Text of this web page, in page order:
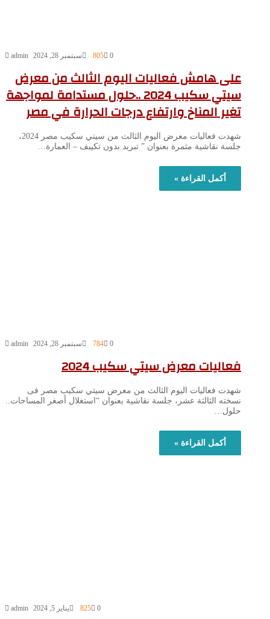
admin سبتمبر 28, 2024 0
805
على هامش فعاليات اليوم الثالث من معرض
سيتي سكيب 2024 ..حلول مستدامة لمواجهة
تغير المناخ وارتفاع درجات الحرارة في مصر
شهدت فعاليات معرض اليوم الثالث من سيتي سكيب مصر 2024،
جلسة نقاشية مثمرة بعنوان ” تبريد بدون تكييف – العمارة…
أكمل القراءة »
admin سبتمبر 28, 2024 0
784
فعاليات معرض سيتي سكيب 2024
شهدت فعاليات اليوم الثالث من معرض سيتي سكيب مصر فى
نسخته الثالثة عشر، جلسة نقاشية بعنوان “استغلال أصغر المساحات..
حلول…
أكمل القراءة »
admin يناير 5, 2024 0
825